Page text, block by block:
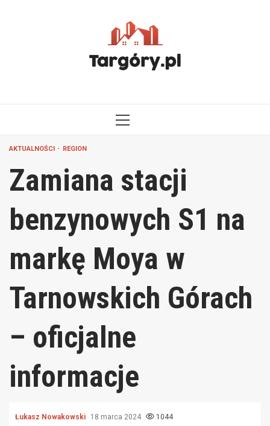
MENU
AKTUALNOŚCI REGION
Zamiana stacji
benzynowych S1 na
markę Moya w
Tarnowskich Górach
– oficjalne
informacje
Łukasz Nowakowski 18 marca 2024 1044